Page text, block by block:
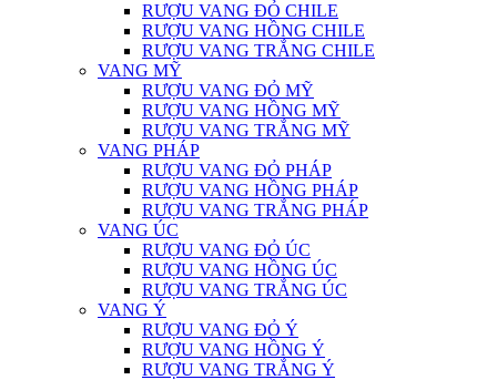
RƯỢU VANG ĐỎ CHILE
RƯỢU VANG HỒNG CHILE
RƯỢU VANG TRẮNG CHILE
VANG MỸ
RƯỢU VANG ĐỎ MỸ
RƯỢU VANG HỒNG MỸ
RƯỢU VANG TRẮNG MỸ
VANG PHÁP
RƯỢU VANG ĐỎ PHÁP
RƯỢU VANG HỒNG PHÁP
RƯỢU VANG TRẮNG PHÁP
VANG ÚC
RƯỢU VANG ĐỎ ÚC
RƯỢU VANG HỒNG ÚC
RƯỢU VANG TRẮNG ÚC
VANG Ý
RƯỢU VANG ĐỎ Ý
RƯỢU VANG HỒNG Ý
RƯỢU VANG TRẮNG Ý